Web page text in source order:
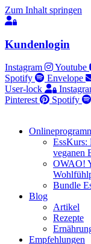
Zum Inhalt springen
Kundenlogin
Instagram Youtube
Spotify
Envelope
User-lock
Pinterest
Spotify
EssKurs:
veganen
OWAO!
Bundle
Blog
Artikel
Rezepte
Empfehlungen